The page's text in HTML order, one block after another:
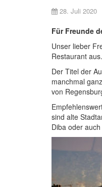
28. Juli 2020
Für Freunde
Unser lieber
Restaurant aus.
Der Titel der
manchmal
von
sind alte
Diba oder